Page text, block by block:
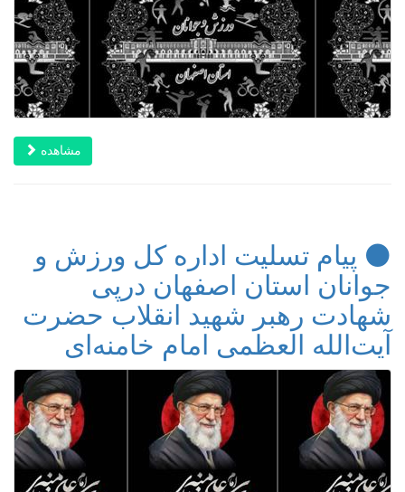
مشاهده
⚫️ پیام تسلیت اداره کل ورزش و
جوانان استان اصفهان درپی
شهادت رهبر شهید انقلاب حضرت
آیت‌الله العظمی امام خامنه‌ای